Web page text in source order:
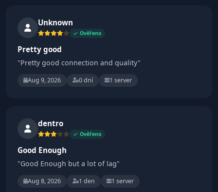
Unknown
Ověřeno
Pretty good
"Pretty good connection and quality"
Aug 9, 2026 0 dní 1 server
dentro
Ověřeno
Good Enough
"Good Enough but a lot of lag"
Aug 8, 2026 1 den 1 server